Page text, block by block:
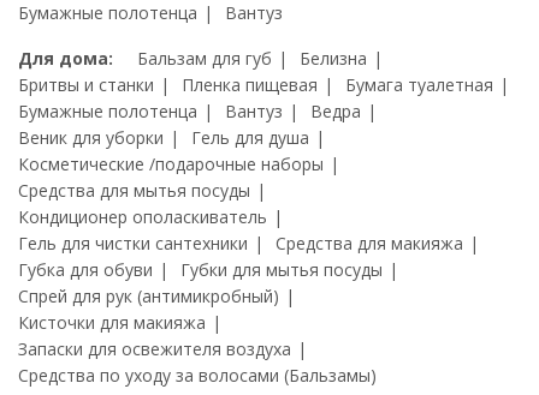
Бумажные полотенца
Вантуз
Для дома:
Бальзам для губ
Белизна
Бритвы и станки
Пленка пищевая
Бумага туалетная
Бумажные полотенца
Вантуз
Ведра
Веник для уборки
Гель для душа
Косметические /подарочные наборы
Средства для мытья посуды
Кондиционер ополаскиватель
Гель для чистки сантехники
Средства для макияжа
Губка для обуви
Губки для мытья посуды
Спрей для рук (антимикробный)
Кисточки для макияжа
Запаски для освежителя воздуха
Средства по уходу за волосами (Бальзамы)